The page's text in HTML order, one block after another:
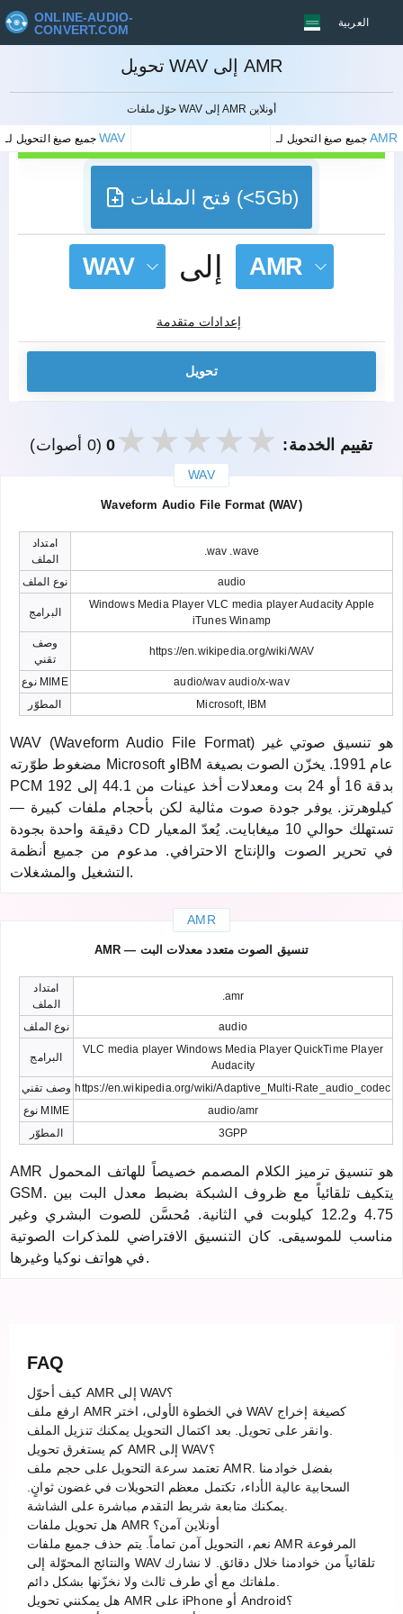
ONLINE-AUDIO-
CONVERT.COM
العربية
تحويل WAV إلى AMR
حوّل ملفات WAV إلى AMR أونلاين
جميع صيغ التحويل لـWAV جميع صيغ التحويل لـAMR
إلغاء
فتح الملفات (<5Gb)
WAV إلى AMR
إعدادات متقدمة
تحويل
تقييم الخدمة: 0(0 أصوات)
WAV
Waveform Audio File Format (WAV)
امتداد
الملف
.wav .wave
نوع الملف audio
البرامج
Windows Media Player VLC media player Audacity Apple
iTunes Winamp
وصف
تقني
https://en.wikipedia.org/wiki/WAV
نوع MIME
audio/wav audio/x-wav
المطوّر
Microsoft, IBM
WAV (Waveform Audio File Format) هو تنسيق صوتي غير
مضغوط طوّرته Microsoft وIBM عام 1991. يخزّن الصوت بصيغة
PCM بدقة 16 أو 24 بت ومعدلات أخذ عينات من 44.1 إلى 192
كيلوهرتز. يوفر جودة صوت مثالية لكن بأحجام ملفات كبيرة —
دقيقة واحدة بجودة CD تستهلك حوالي 10 ميغابايت. يُعدّ المعيار
في تحرير الصوت والإنتاج الاحترافي. مدعوم من جميع أنظمة
التشغيل والمشغلات.
AMR
AMR — تنسيق الصوت متعدد معدلات البت
امتداد
الملف
.amr
نوع الملف audio
البرامج
VLC media player Windows Media Player QuickTime Player
Audacity
وصف تقني https://en.wikipedia.org/wiki/Adaptive_Multi-Rate_audio_codec
نوع MIME
audio/amr
المطوّر
3GPP
AMR هو تنسيق ترميز الكلام المصمم خصيصاً للهاتف المحمول
GSM. يتكيف تلقائياً مع ظروف الشبكة بضبط معدل البت بين
4.75 و12.2 كيلوبت في الثانية. مُحسَّن للصوت البشري وغير
مناسب للموسيقى. كان التنسيق الافتراضي للمذكرات الصوتية
في هواتف نوكيا وغيرها.
FAQ
كيف أحوّل AMR إلى WAV؟
ارفع ملف AMR في الخطوة الأولى، اختر WAV كصيغة إخراج
كم يستغرق تحويل AMR إلى WAV؟
تعتمد سرعة التحويل على حجم ملف AMR. بفضل خوادمنا
السحابية عالية الأداء، تكتمل معظم التحويلات في غضون ثوانٍ.
هل تحويل ملفات AMR أونلاين آمن؟
نعم، التحويل آمن تماماً. يتم حذف جميع ملفات AMR المرفوعة
والنتائج المحوّلة إلى WAV تلقائياً من خوادمنا خلال دقائق. لا نشارك
هل يمكنني تحويل AMR على iPhone أو Android؟